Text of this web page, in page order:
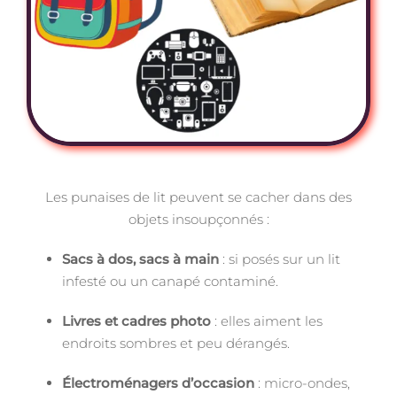
Les punaises de lit peuvent se cacher dans des
objets insoupçonnés :
Sacs à dos, sacs à main : si posés sur un lit
infesté ou un canapé contaminé.
Livres et cadres photo : elles aiment les
endroits sombres et peu dérangés.
Électroménagers d’occasion : micro-ondes,